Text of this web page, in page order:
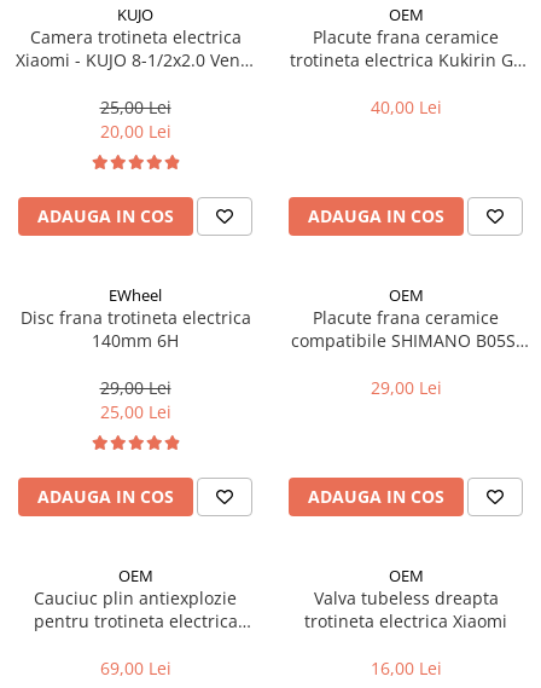
KUJO
Camera trotineta electrica
Xiaomi - KUJO 8-1/2x2.0 Ventil
25,00 Lei
20,00 Lei
ADAUGA IN COS
OEM
Placute frana ceramice
trotineta electrica Kukirin G2
40,00 Lei
ADAUGA IN COS
EWheel
Disc frana trotineta electrica
140mm 6H
29,00 Lei
25,00 Lei
ADAUGA IN COS
OEM
Placute frana ceramice
compatibile SHIMANO B05S-
(2025)
29,00 Lei
ADAUGA IN COS
OEM
Cauciuc plin antiexplozie
pentru trotineta electrica
69,00 Lei
OEM
Valva tubeless dreapta
trotineta electrica Xiaomi
16,00 Lei